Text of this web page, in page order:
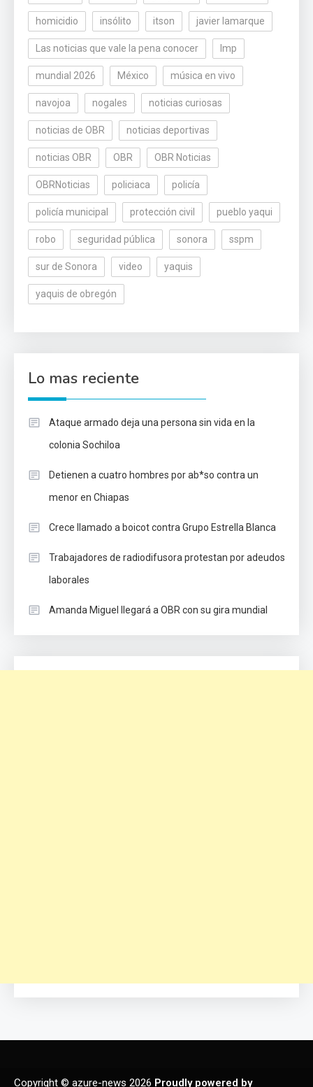
homicidio insólito itson javier lamarque
Las noticias que vale la pena conocer lmp
mundial 2026 México música en vivo
navojoa nogales noticias curiosas
noticias de OBR noticias deportivas
noticias OBR OBR OBR Noticias
OBRNoticias policiaca policía
policía municipal protección civil pueblo yaqui
robo seguridad pública sonora sspm
sur de Sonora video yaquis
yaquis de obregón
Lo mas reciente
Ataque armado deja una persona sin vida en la
colonia Sochiloa
Detienen a cuatro hombres por ab*so contra un
menor en Chiapas
Crece llamado a boicot contra Grupo Estrella Blanca
Trabajadores de radiodifusora protestan por adeudos
laborales
Amanda Miguel llegará a OBR con su gira mundial
Copyright © azure-news 2026 Proudly powered by